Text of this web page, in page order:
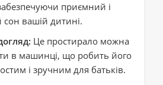
приємний і
вашій дитині.
Це простирало можна
в машинці, що робить його
і зручним для батьків.